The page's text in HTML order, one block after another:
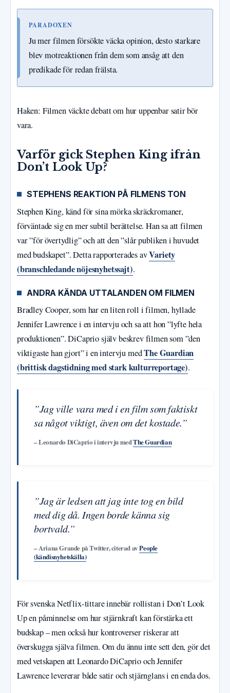
PARADOXEN
Ju mer filmen försökte väcka opinion, desto starkare
blev motreaktionen från dem som ansåg att den
predikade för redan frälsta.
Haken: Filmen väckte debatt om hur uppenbar satir bör
vara.
Varför gick Stephen King ifrån
Don’t Look Up?
STEPHENS REAKTION PÅ FILMENS TON
Stephen King, känd för sina mörka skräckromaner,
förväntade sig en mer subtil berättelse. Han sa att filmen
var ”för övertydlig” och att den ”slår publiken i huvudet
med budskapet”. Detta rapporterades avVariety
(branschledande nöjesnyhetssajt).
ANDRA KÄNDA UTTALANDEN OM FILMEN
Bradley Cooper, som har en liten roll i filmen, hyllade
Jennifer Lawrence i en intervju och sa att hon ”lyfte hela
produktionen”. DiCaprio själv beskrev filmen som ”den
viktigaste han gjort” i en intervju medThe Guardian
(brittisk dagstidning med stark kulturreportage).
”Jag ville vara med i en film som faktiskt
sa något viktigt, även om det kostade.”
– Leonardo DiCaprio i intervju medThe Guardian
”Jag är ledsen att jag inte tog en bild
med dig då. Ingen borde känna sig
bortvald.”
– Ariana Grande på Twitter, citerad avPeople
(kändisnyhetskälla)
För svenska Netflix-tittare innebär rollistan i Don’t Look
Up en påminnelse om hur stjärnkraft kan förstärka ett
budskap – men också hur kontroverser riskerar att
överskugga själva filmen. Om du ännu inte sett den, gör det
med vetskapen att Leonardo DiCaprio och Jennifer
Lawrence levererar både satir och stjärnglans i en enda dos.